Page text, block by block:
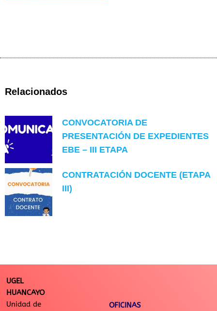
Relacionados
CONVOCATORIA DE
PRESENTACIÓN DE EXPEDIENTES
EBE – III ETAPA
CONTRATACIÓN DOCENTE (ETAPA
III)
UGEL
HUANCAYO
Unidad de
OFICINAS